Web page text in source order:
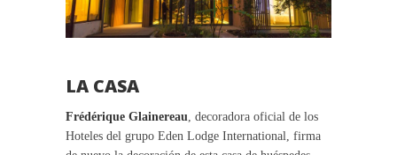
LA CASA
Frédérique Glainereau , decoradora oficial de los
Hoteles del grupo Eden Lodge International, firma